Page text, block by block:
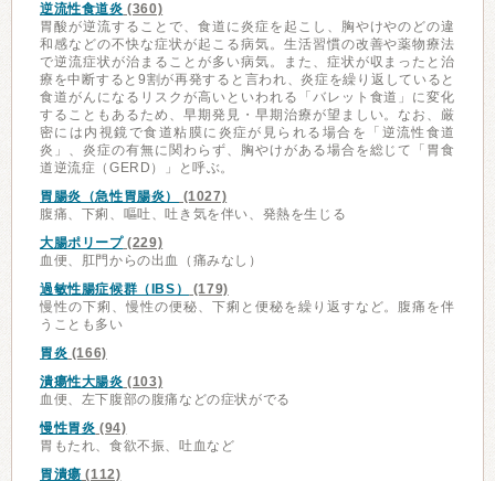
逆流性食道炎 (360)
胃酸が逆流することで、食道に炎症を起こし、胸やけやのどの違
和感などの不快な症状が起こる病気。生活習慣の改善や薬物療法
で逆流症状が治まることが多い病気。また、症状が収まったと治
療を中断すると9割が再発すると言われ、炎症を繰り返していると
食道がんになるリスクが高いといわれる「バレット食道」に変化
することもあるため、早期発見・早期治療が望ましい。なお、厳
密には内視鏡で食道粘膜に炎症が見られる場合を「逆流性食道
炎」、炎症の有無に関わらず、胸やけがある場合を総じて「胃食
道逆流症（GERD）」と呼ぶ。
胃腸炎（急性胃腸炎）
(1027)
腹痛、下痢、嘔吐、吐き気を伴い、発熱を生じる
大腸ポリープ(229)
血便、肛門からの出血（痛みなし）
過敏性腸症候群（IBS）
(179)
慢性の下痢、慢性の便秘、下痢と便秘を繰り返すなど。腹痛を伴
うことも多い
胃炎 (166)
潰瘍性大腸炎 (103)
血便、左下腹部の腹痛などの症状がでる
慢性胃炎 (94)
胃もたれ、食欲不振、吐血など
胃潰瘍 (112)